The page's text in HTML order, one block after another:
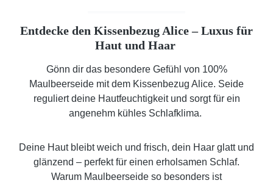
Entdecke den Kissenbezug Alice – Luxus für
Haut und Haar
Gönn dir das besondere Gefühl von 100%
Maulbeerseide mit dem Kissenbezug Alice. Seide
reguliert deine Hautfeuchtigkeit und sorgt für ein
angenehm kühles Schlafklima.
Deine Haut bleibt weich und frisch, dein Haar glatt und
glänzend – perfekt für einen erholsamen Schlaf.
Warum Maulbeerseide so besonders ist